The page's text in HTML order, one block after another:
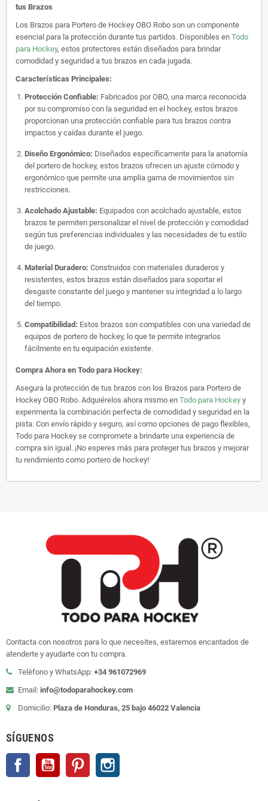
tus Brazos
Los Brazos para Portero de Hockey OBO Robo son un componente
esencial para la protección durante tus partidos. Disponibles en Todo
para Hockey, estos protectores están diseñados para brindar
comodidad y seguridad a tus brazos en cada jugada.
Características Principales:
Protección Confiable: Fabricados por OBO, una marca reconocida
por su compromiso con la seguridad en el hockey, estos brazos
proporcionan una protección confiable para tus brazos contra
impactos y caídas durante el juego.
Diseño Ergonómico: Diseñados específicamente para la anatomía
del portero de hockey, estos brazos ofrecen un ajuste cómodo y
ergonómico que permite una amplia gama de movimientos sin
restricciones.
Acolchado Ajustable: Equipados con acolchado ajustable, estos
brazos te permiten personalizar el nivel de protección y comodidad
según tus preferencias individuales y las necesidades de tu estilo
de juego.
Material Duradero: Construidos con materiales duraderos y
resistentes, estos brazos están diseñados para soportar el
desgaste constante del juego y mantener su integridad a lo largo
del tiempo.
Compatibilidad: Estos brazos son compatibles con una variedad de
equipos de portero de hockey, lo que te permite integrarlos
fácilmente en tu equipación existente.
Compra Ahora en Todo para Hockey:
Asegura la protección de tus brazos con los Brazos para Portero de
Hockey OBO Robo. Adquiérelos ahora mismo en Todo para Hockey y
experimenta la combinación perfecta de comodidad y seguridad en la
pista. Con envío rápido y seguro, así como opciones de pago flexibles,
Todo para Hockey se compromete a brindarte una experiencia de
compra sin igual. ¡No esperes más para proteger tus brazos y mejorar
tu rendimiento como portero de hockey!
Contacta con nosotros para lo que necesites, estaremos encantados de
atenderte y ayudarte con tu compra.
Teléfono y WhatsApp: +34 961072969
Email: info@todoparahockey.com
Domicilio: Plaza de Honduras, 25 bajo 46022 Valencia
SÍGUENOS
Facebook YouTube Pinterest